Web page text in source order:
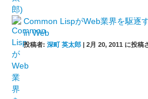
Common LispがWeb業界を駆逐
in Web
投稿者: 深町 英太郎 | 2月 20, 2011 に投稿